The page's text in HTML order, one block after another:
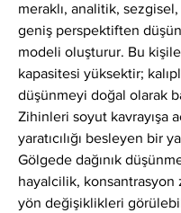
meraklı, analitik,
geniş perspektiften
modeli oluşturur. Bu
kapasitesi yüksektir;
düşünmeyi doğal olarak
Zihinleri soyut kavrayışa
yaratıcılığı besleyen bir
Gölgede dağınık
hayalcilik, konsantrasyon
yön değişiklikleri